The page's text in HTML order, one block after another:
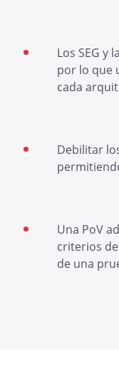
Los SEG y
por lo que
cada
Debilitar
Una PoV
criterios
de una